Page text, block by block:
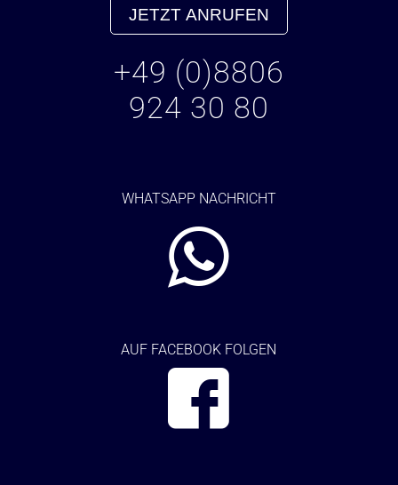
JETZT ANRUFEN
+49 (0)8806
924 30 80
WHATSAPP NACHRICHT
AUF FACEBOOK FOLGEN